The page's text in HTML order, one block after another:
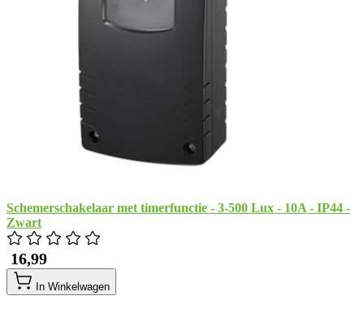
Schemerschakelaar met timerfunctie - 3-500 Lux - 10A - IP44 -
Zwart
​ 16,99
In Winkelwagen